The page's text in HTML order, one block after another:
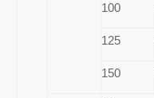
100
125
150